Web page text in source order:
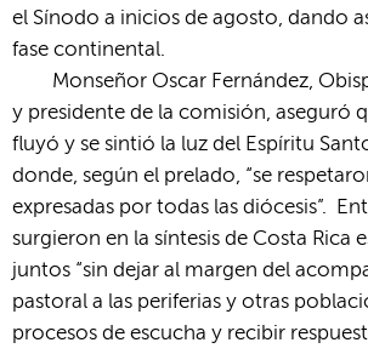
el Sínodo a inicios de agosto, dando
fase continental.
Monseñor Oscar Fernández,
y presidente de la comisión, aseguró
fluyó y se sintió la luz del Espíritu
donde, según el prelado, “se
expresadas por todas las diócesis”.
surgieron en la síntesis de Costa Rica
juntos “sin dejar al margen del
pastoral a las periferias y otras
procesos de escucha y recibir